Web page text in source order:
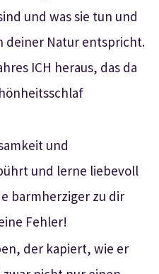
und was sie tun und
deiner Natur entspricht.
ICH heraus, das da
und
und lerne liebevoll
barmherziger zu dir
Fehler!
der kapiert, wie er